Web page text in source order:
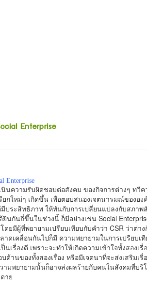
Enterprise
Enterprise
นินความรับผิดชอบต่อสังคม ของกิจการต่างๆ ทวี
ยกใหม่ๆ เกิดขึ้น เพื่อตอบสนองเจตนารมณ์ของอ
ประสิทธิภาพ ให้ทันกับการเปลี่ยนแปลงกับสภา
นกันถี่ขึ้นในช่วงนี้ ก็มีอย่างเช่น Social
ดยมีผู้ที่พยายามเปรียบเทียบกับคำว่า CSR ว่าต่
าดเคลื่อนกันไปก็มี ความพยายามในการเปรียบเ
นเรื่องดี เพราะจะทำให้เกิดความเข้าใจทั้งสอง
ด้านของทั้งสองเรื่อง หรือมีเจตนาที่จะส่งเสริมเรื่
ามพยายามนั้นก็อาจส่งผลร้ายกับคนในสังคมที่บ
าย